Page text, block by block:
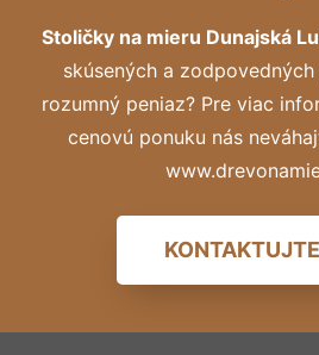
Stoličky na mieru Dunajská
skúsených a
rozumný peniaz? Pre viac
cenovú ponuku nás